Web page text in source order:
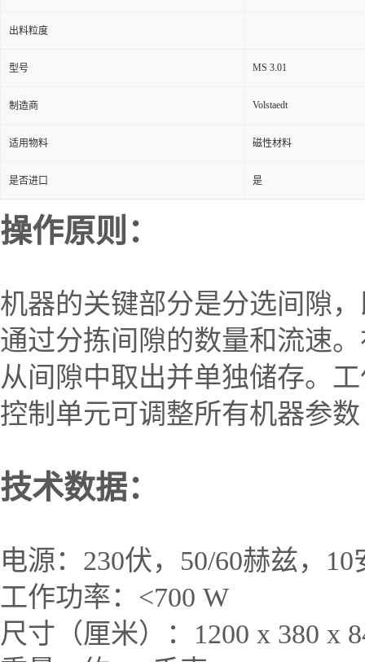
出料粒度
型号 MS 3.01
制造商 Volstaedt
适用物料 磁性材料
是否进口 是
操作原则：
机器的关键部分是分选间隙
通过分拣间隙的数量和流速
从间隙中取出并单独储存。
控制单元可调整所有机器参
技术数据：
电源： 230伏， 50/60赫兹， 10
工作功率： <700 W
尺寸（厘米）： 1200 x 380 x